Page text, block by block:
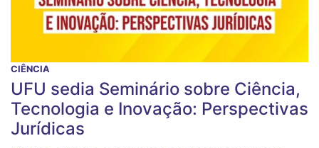
CIÊNCIA
UFU sedia Seminário sobre Ciência,
Tecnologia e Inovação: Perspectivas
Jurídicas